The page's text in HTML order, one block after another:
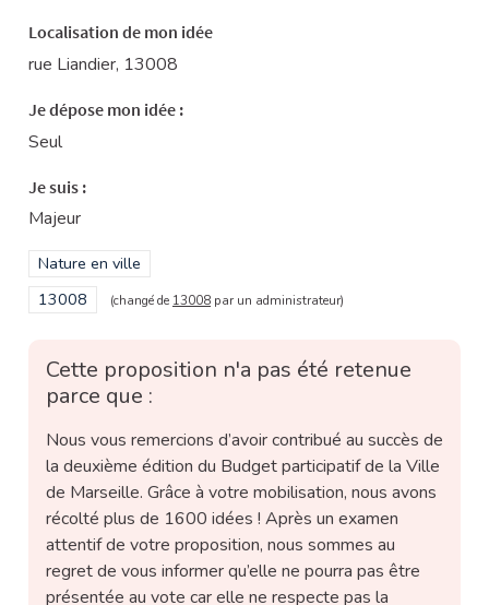
Localisation de mon idée
rue Liandier, 13008
Je dépose mon idée :
Seul
Je suis :
Majeur
Filtrer les résultats de la catégorie : Nature en ville
Nature en ville
Filtrer les résultats pour le secteur : 13008
13008 (changé de 13008 par un administrateur)
Cette proposition n'a pas été retenue
parce que :
Nous vous remercions d’avoir contribué au succès de
la deuxième édition du Budget participatif de la Ville
de Marseille. Grâce à votre mobilisation, nous avons
récolté plus de 1600 idées ! Après un examen
attentif de votre proposition, nous sommes au
regret de vous informer qu’elle ne pourra pas être
présentée au vote car elle ne respecte pas la